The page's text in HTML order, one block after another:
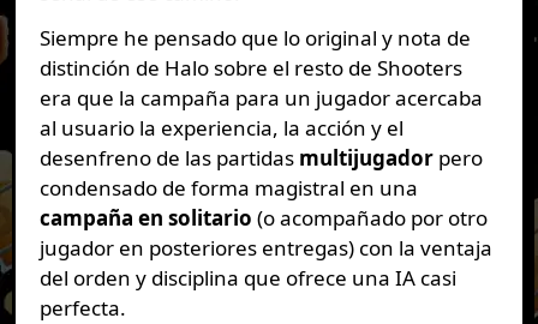
Siempre he pensado que lo original y nota de
distinción de Halo sobre el resto de Shooters
era que la campaña para un jugador acercaba
al usuario la experiencia, la acción y el
desenfreno de las partidas multijugadorpero
condensado de forma magistral en una
campaña en solitario (o acompañado por otro
jugador en posteriores entregas) con la ventaja
del orden y disciplina que ofrece una IA casi
perfecta.